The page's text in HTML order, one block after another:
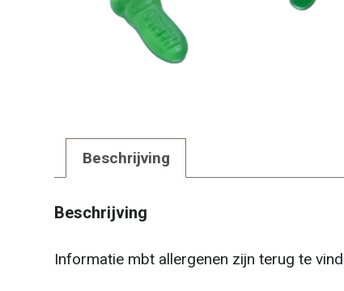
Beschrijving
Beschrijving
Informatie mbt allergenen zijn terug te